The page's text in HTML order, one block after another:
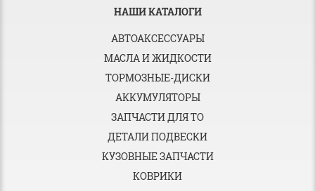
НАШИ КАТАЛОГИ
АВТОАКСЕССУАРЫ
МАСЛА И ЖИДКОСТИ
ТОРМОЗНЫЕ-ДИСКИ
АККУМУЛЯТОРЫ
ЗАПЧАСТИ ДЛЯ ТО
ДЕТАЛИ ПОДВЕСКИ
КУЗОВНЫЕ ЗАПЧАСТИ
КОВРИКИ